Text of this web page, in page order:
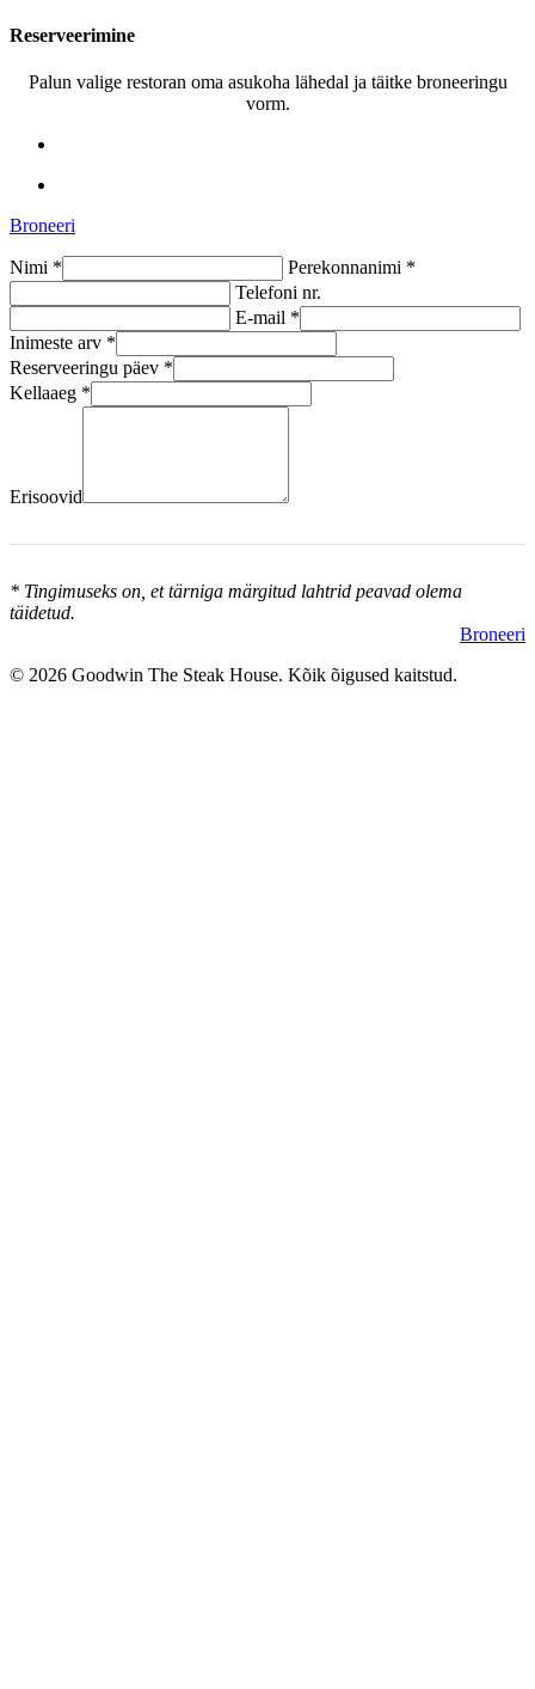
Reserveerimine
Palun valige restoran oma asukoha lähedal ja täitke broneeringu
vorm.
Broneeri
Nimi *
Perekonnanimi *
Telefoni nr.
E-mail *
Inimeste arv *
Reserveeringu päev *
Kellaaeg *
Erisoovid
* Tingimuseks on, et tärniga märgitud lahtrid peavad olema
täidetud.
Broneeri
© 2026 Goodwin The Steak House. Kõik õigused kaitstud.